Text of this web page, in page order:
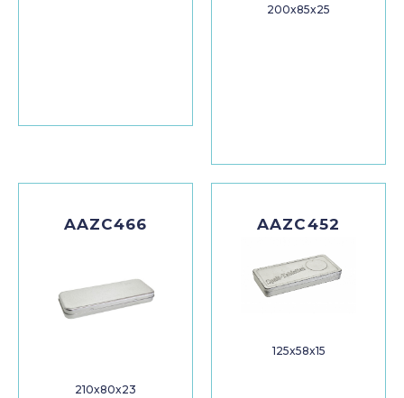
200x85x25
AAZC466
210x80x23
AAZC452
125x58x15